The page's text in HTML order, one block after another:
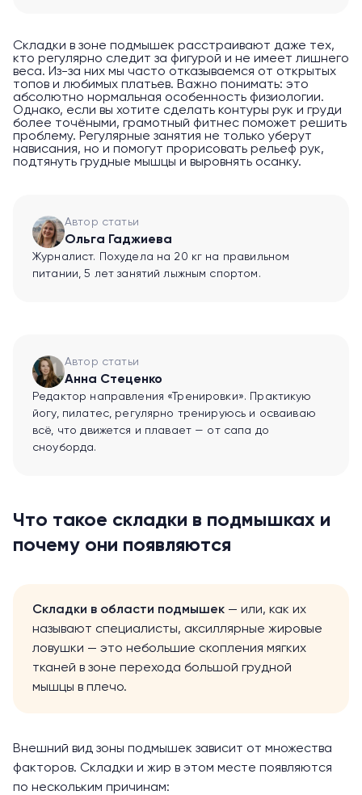
Складки в зоне подмышек расстраивают даже тех,
кто регулярно следит за фигурой и не имеет лишнего
веса. Из-за них мы часто отказываемся от открытых
топов и любимых платьев. Важно понимать: это
абсолютно нормальная особенность физиологии.
Однако, если вы хотите сделать контуры рук и груди
более точёными, грамотный фитнес поможет решить
проблему. Регулярные занятия не только уберут
нависания, но и помогут прорисовать рельеф рук,
подтянуть грудные мышцы и выровнять осанку.
Автор статьи
Ольга Гаджиева
Журналист. Похудела на 20 кг на правильном
питании, 5 лет занятий лыжным спортом.
Автор статьи
Анна Стеценко
Редактор направления «Тренировки». Практикую
йогу, пилатес, регулярно тренируюсь и осваиваю
всё, что движется и плавает — от сапа до
сноуборда.
Что такое складки в подмышках и
почему они появляются
Складки в области подмышек — или, как их
называют специалисты, аксиллярные жировые
ловушки — это небольшие скопления мягких
тканей в зоне перехода большой грудной
мышцы в плечо.
Внешний вид зоны подмышек зависит от множества
факторов. Складки и жир в этом месте появляются
по нескольким причинам: